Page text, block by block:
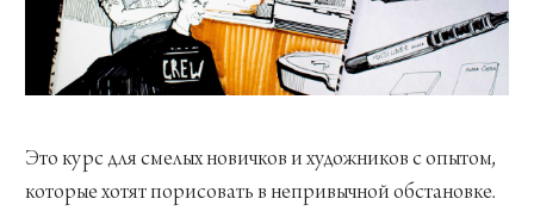
Это курс для смелых новичков и художников с опытом,
которые хотят порисовать в непривычной обстановке.